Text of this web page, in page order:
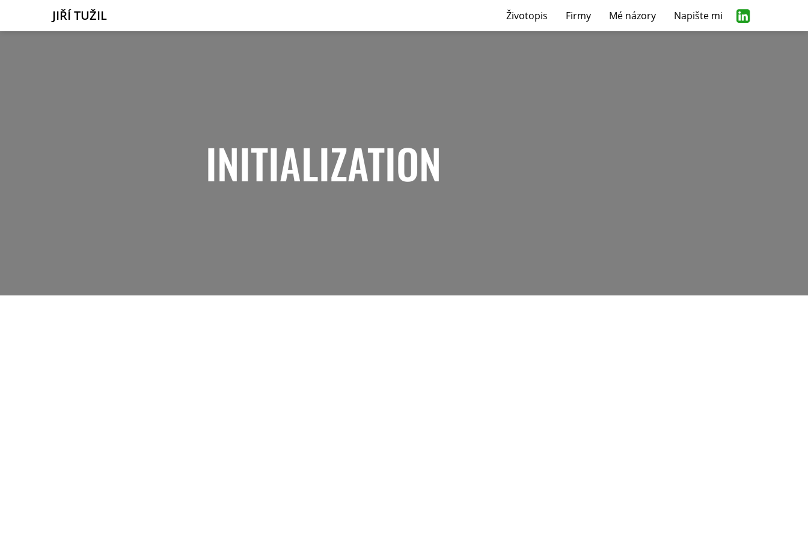
JIŘÍ TUŽIL Životopis Firmy Mé názory Napište mi
INITIALIZATION